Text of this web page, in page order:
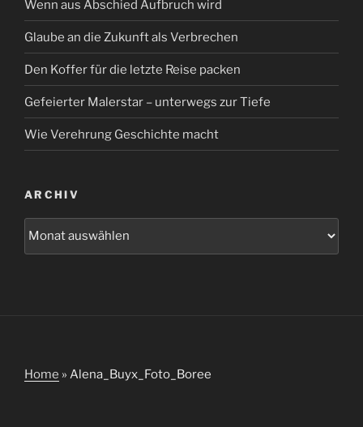
Wenn aus Abschied Aufbruch wird
Glaube an die Zukunft als Verbrechen
Den Koffer für die letzte Reise packen
Gefeierter Malerstar – unterwegs zur Tiefe
Wie Verehrung Geschichte macht
ARCHIV
Home » Alena_Buyx_Foto_Boree